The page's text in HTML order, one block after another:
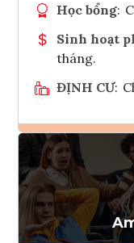
Học bổng:
Sinh hoạt
tháng.
ĐỊNH CƯ: